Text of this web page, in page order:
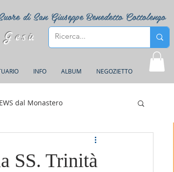
di San Giuseppe Benedetto Cottolengo
INFO ALBUM NEGOZIETTO
dal Monastero
SS. Trinità